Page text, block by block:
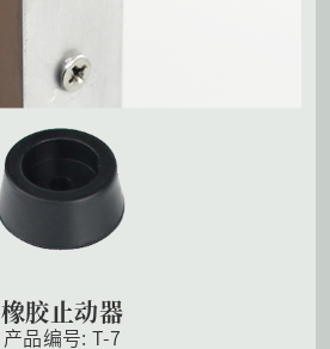
橡胶止动器
产品编号: T-7